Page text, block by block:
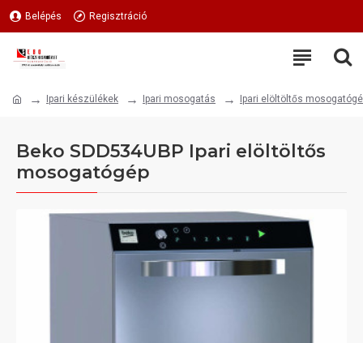
Belépés Regisztráció
Ipari készülékek Ipari mosogatás Ipari elöltöltős
Beko SDD534UBP Ipari elöltöltős
mosogatógép